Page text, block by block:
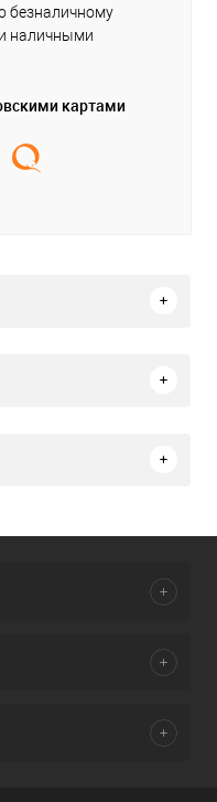
безналичному
наличными
картами